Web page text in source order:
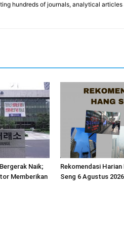
hundreds of journals, analytical articles
Naik;
Memberikan
Rekomendasi
Seng 6 Agustus 2026